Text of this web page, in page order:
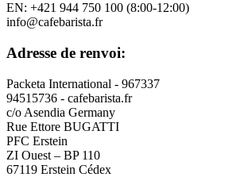
EN: +421 944 750 100 (8:00-12:00)
info@cafebarista.fr
Adresse de renvoi:
Packeta International - 967337
94515736 - cafebarista.fr
c/o Asendia Germany
Rue Ettore BUGATTI
PFC Erstein
ZI Ouest – BP 110
67119 Erstein Cédex